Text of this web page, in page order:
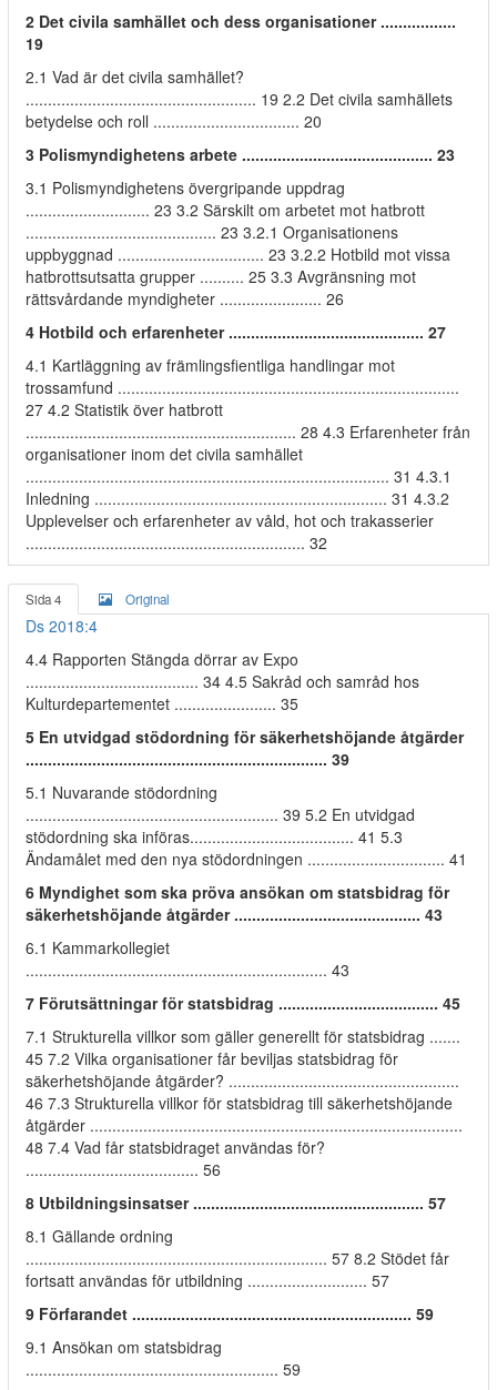
2 Det civila samhället och dess organisationer .................
19
2.1 Vad är det civila samhället?
.................................................... 19 2.2 Det civila samhällets
betydelse och roll ................................. 20
3 Polismyndighetens arbete ........................................... 23
3.1 Polismyndighetens övergripande uppdrag
............................ 23 3.2 Särskilt om arbetet mot hatbrott
........................................... 23 3.2.1 Organisationens
uppbyggnad ................................. 23 3.2.2 Hotbild mot vissa
hatbrottsutsatta grupper .......... 25 3.3 Avgränsning mot
rättsvårdande myndigheter ....................... 26
4 Hotbild och erfarenheter ............................................ 27
4.1 Kartläggning av främlingsfientliga handlingar mot
trossamfund .............................................................................
27 4.2 Statistik över hatbrott
............................................................. 28 4.3 Erfarenheter från
organisationer inom det civila samhället
.................................................................................. 31 4.3.1
Inledning .................................................................. 31 4.3.2
Upplevelser och erfarenheter av våld, hot och trakasserier
............................................................... 32
Sida 4 Original
Ds 2018:4
4.4 Rapporten Stängda dörrar av Expo
....................................... 34 4.5 Sakråd och samråd hos
Kulturdepartementet ....................... 35
5 En utvidgad stödordning för säkerhetshöjande åtgärder
.................................................................... 39
5.1 Nuvarande stödordning
......................................................... 39 5.2 En utvidgad
stödordning ska införas..................................... 41 5.3
Ändamålet med den nya stödordningen ............................... 41
6 Myndighet som ska pröva ansökan om statsbidrag för
säkerhetshöjande åtgärder .......................................... 43
6.1 Kammarkollegiet
.................................................................... 43
7 Förutsättningar för statsbidrag .................................... 45
7.1 Strukturella villkor som gäller generellt för statsbidrag .......
45 7.2 Vilka organisationer får beviljas statsbidrag för
säkerhetshöjande åtgärder? ....................................................
46 7.3 Strukturella villkor för statsbidrag till säkerhetshöjande
åtgärder ....................................................................................
48 7.4 Vad får statsbidraget användas för?
....................................... 56
8 Utbildningsinsatser .................................................... 57
8.1 Gällande ordning
.................................................................... 57 8.2 Stödet får
fortsatt användas för utbildning ........................... 57
9 Förfarandet ............................................................... 59
9.1 Ansökan om statsbidrag
......................................................... 59